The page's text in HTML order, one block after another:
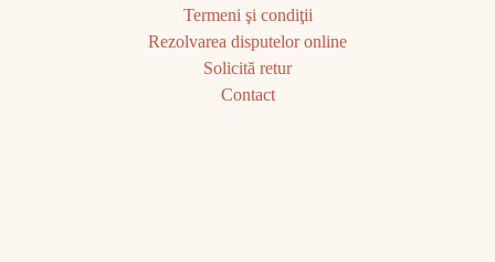
Termeni şi condiţii
Rezolvarea disputelor online
Solicită retur
Contact